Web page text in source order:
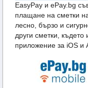
EasyPay и ePay.bg
плащане на сметки
лесно, бързо и
други сметки,
приложение за iOS и